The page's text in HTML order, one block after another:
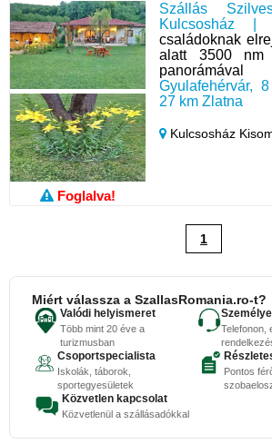
Foglalva!
Szállás
Kulcsosház |
családoknak
alatt 3500 nm
panorámával
|
Gyulafehérvár,
27 km Zlatna
Kulcsosház
1
Miért válassza a SzallasRomania.ro-t?
Valódi helyismeret
Több mint 20 éve a
turizmusban
Telefonon,
Csoportspecialista
Iskolák, táborok,
sportegyesületek
Pontos
Közvetlen kapcsolat
Közvetlenül a szállásadókkal